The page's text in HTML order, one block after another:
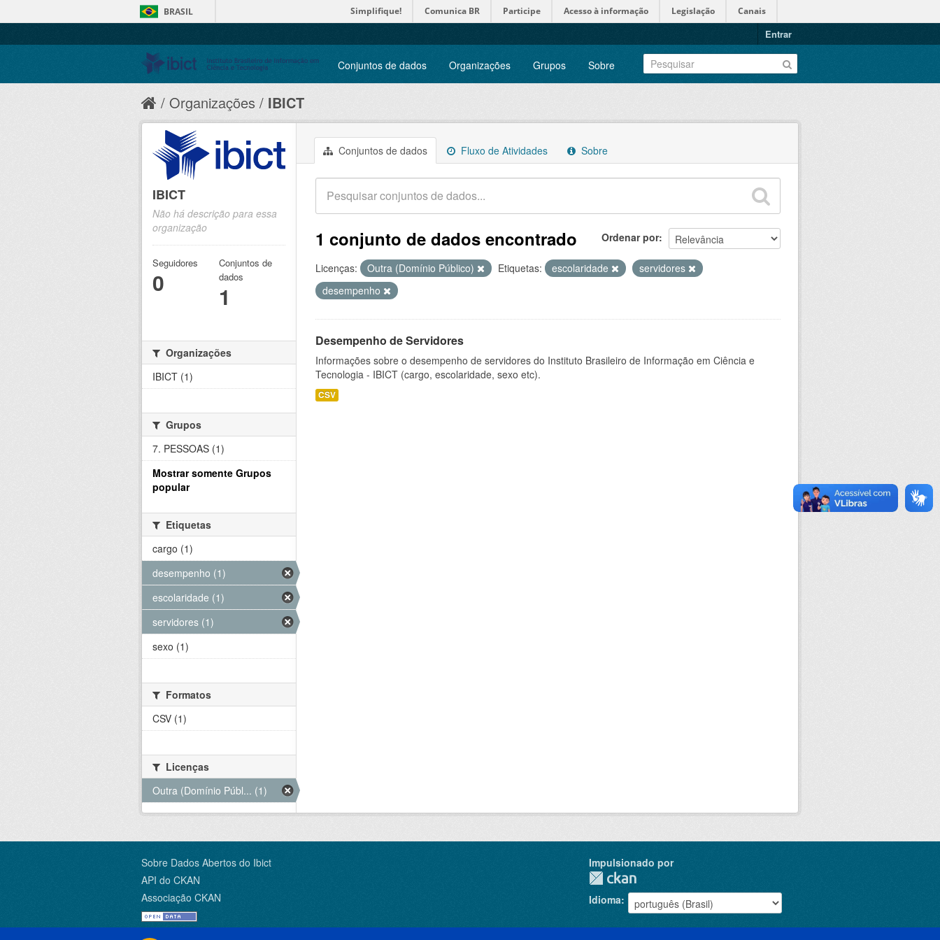
BRASIL Simplifique! Comunica BR Participe Acesso à informação Legislação Canais
Entrar
Conjuntos de dados Organizações Grupos Sobre
Organizações IBICT
Conjuntos de dados Fluxo de Atividades Sobre
Ordenar por
1 conjunto de dados encontrado
Licenças: Outra (Domínio Público) Etiquetas: escolaridade
servidores
desempenho
Desempenho de Servidores
Informações sobre o desempenho de servidores do Instituto Brasileiro de Informação em Ciência e
Tecnologia - IBICT (cargo, escolaridade, sexo etc).
CSV
IBICT
Não há descrição para essa
organização
Seguidores
0
Conjuntos de
dados
1
Organizações
IBICT (1)
Grupos
7. PESSOAS (1)
Mostrar somente Grupos
popular
Etiquetas
cargo (1)
desempenho (1)
escolaridade (1)
servidores (1)
sexo (1)
Formatos
CSV (1)
Licenças
Outra (Domínio Públ... (1)
Sobre Dados Abertos do Ibict
API do CKAN
Associação CKAN
Impulsionado por
Idioma